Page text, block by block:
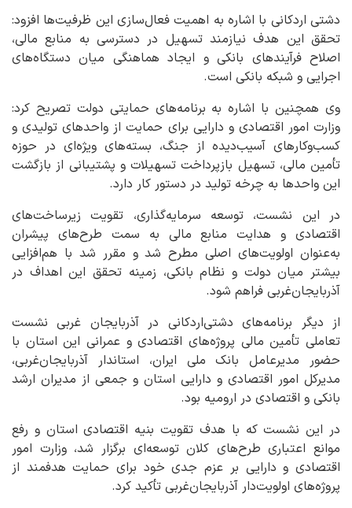
دشتی اردکانی با اشاره به اهمیت فعال‌سازی این ظرفیت‌ها افزود:
تحقق این هدف نیازمند تسهیل در دسترسی به منابع مالی،
اصلاح فرآیندهای بانکی و ایجاد هماهنگی میان دستگاه‌های
اجرایی و شبکه بانکی است.
وی همچنین با اشاره به برنامه‌های حمایتی دولت تصریح کرد:
وزارت امور اقتصادی و دارایی برای حمایت از واحدهای تولیدی و
کسب‌وکارهای آسیب‌دیده از جنگ، بسته‌های ویژه‌ای در حوزه
تأمین مالی، تسهیل بازپرداخت تسهیلات و پشتیبانی از بازگشت
این واحدها به چرخه تولید در دستور کار دارد.
در این نشست، توسعه سرمایه‌گذاری، تقویت زیرساخت‌های
اقتصادی و هدایت منابع مالی به سمت طرح‌های پیشران
به‌عنوان اولویت‌های اصلی مطرح شد و مقرر شد با هم‌افزایی
بیشتر میان دولت و نظام بانکی، زمینه تحقق این اهداف در
آذربایجان‌غربی فراهم شود.
از دیگر برنامه‌های دشتی‌اردکانی در آذربایجان غربی نشست
تعاملی تأمین مالی پروژه‌های اقتصادی و عمرانی این استان با
حضور مدیرعامل بانک ملی ایران، استاندار آذربایجان‌غربی،
مدیرکل امور اقتصادی و دارایی استان و جمعی از مدیران ارشد
بانکی و اقتصادی در ارومیه بود.
در این نشست که با هدف تقویت بنیه اقتصادی استان و رفع
موانع اعتباری طرح‌های کلان توسعه‌ای برگزار شد، وزارت امور
اقتصادی و دارایی بر عزم جدی خود برای حمایت هدفمند از
پروژه‌های اولویت‌دار آذربایجان‌غربی تأکید کرد.